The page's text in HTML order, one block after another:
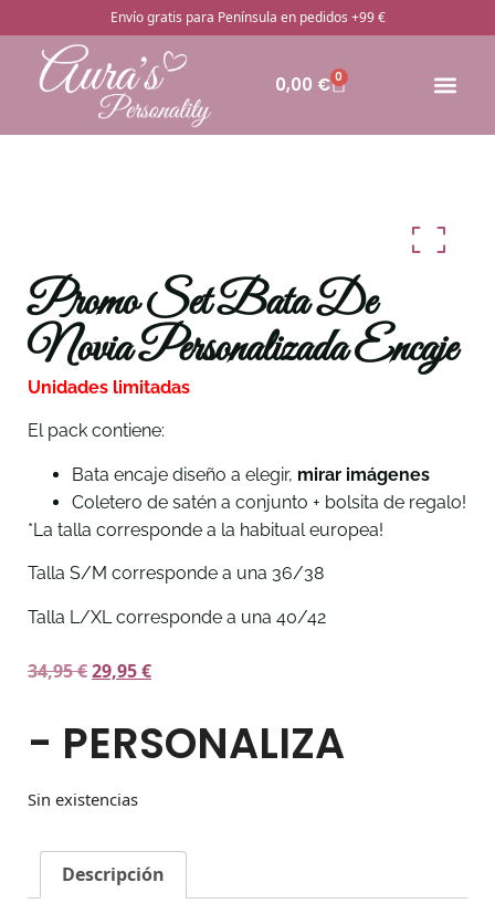
Envío gratis para Península en pedidos +99 €
0,00 € 0
Promo Set Bata De
Novia Personalizada Encaje
Unidades limitadas
El pack contiene:
Bata encaje diseño a elegir, mirar imágenes
Coletero de satén a conjunto + bolsita de regalo!
*La talla corresponde a la habitual europea!
Talla S/M corresponde a una 36/38
Talla L/XL corresponde a una 40/42
34,95€29,95€
- PERSONALIZA
Sin existencias
Descripción